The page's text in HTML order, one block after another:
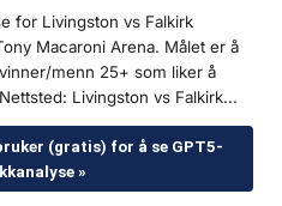
for Livingston vs Falkirk
Macaroni Arena. Målet er å
menn 25+ som liker å
Livingston vs Falkirk...
(gratis) for å se GPT5-
»